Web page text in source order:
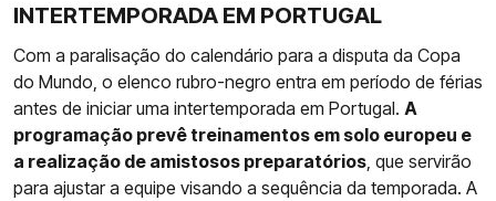
INTERTEMPORADA EM PORTUGAL
Com a paralisação do calendário para a disputa da Copa
do Mundo, o elenco rubro-negro entra em período de férias
antes de iniciar uma intertemporada em Portugal. A
programação prevê treinamentos em solo europeu e
a realização de amistosos preparatórios , que servirão
para ajustar a equipe visando a sequência da temporada. A